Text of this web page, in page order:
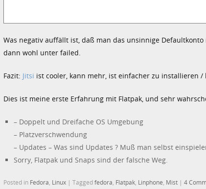
Was negativ auffällt ist, daß man das unsinnige
dann wohl unter failed.
Fazit: Jitsi ist cooler, kann mehr, ist einfacher zu installieren
Dies ist meine erste Erfahrung mit Flatpak, und sehr
– Doppelt und Dreifache OS Umgebung
– Platzverschwendung
– Updates – Was sind Updates ? Muß man selbst
Sorry, Flatpak und Snaps sind der falsche Weg.
Posted in Fedora Linux | Taggedfedora Flatpak Linphone Mist | 4